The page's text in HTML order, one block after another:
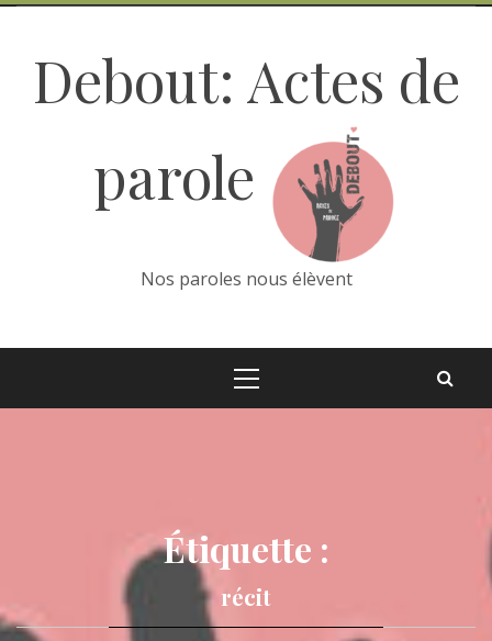
Skip
contentDebout: Actes de
parole
Nos paroles nous élèvent
Étiquette :
récit